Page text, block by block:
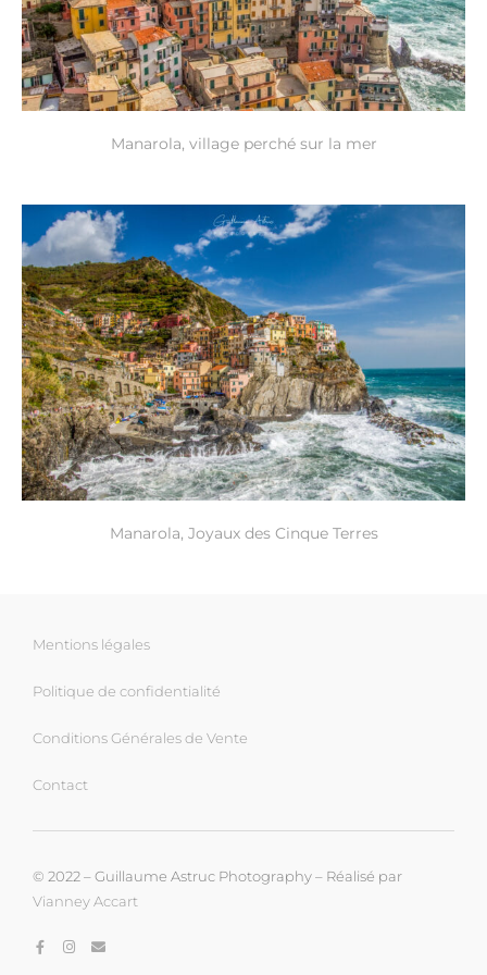
Manarola, village perché sur la mer
Manarola, Joyaux des Cinque Terres
Mentions légales
Politique de confidentialité
Conditions Générales de Vente
Contact
© 2022 – Guillaume Astruc Photography – Réalisé par
Vianney Accart